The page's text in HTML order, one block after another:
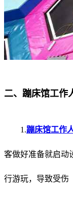
二、蹦床馆工作
1.蹦床馆工作
客做好准备就启动
行游玩，导致受伤